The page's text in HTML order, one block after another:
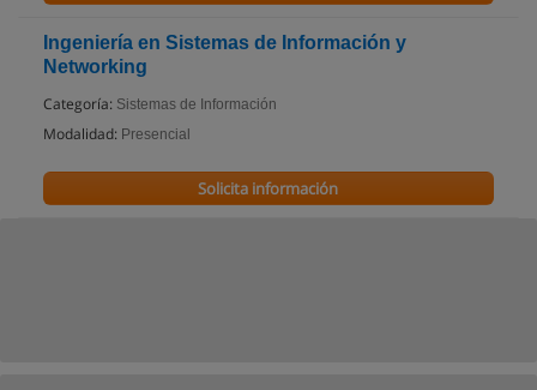
Ingeniería en Sistemas de Información y
Networking
Categoría: Sistemas de Información
Modalidad: Presencial
Solicita información